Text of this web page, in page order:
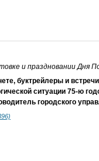
и праздновании Дня
буктрейлеры и
ситуации 75-ю
городского